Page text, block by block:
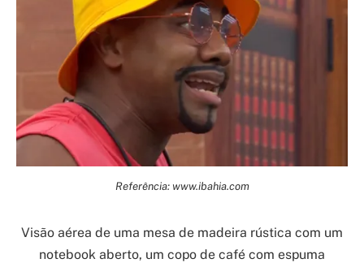
Referência: www.ibahia.com
Visão aérea de uma mesa de madeira rústica com um
notebook aberto, um copo de café com espuma